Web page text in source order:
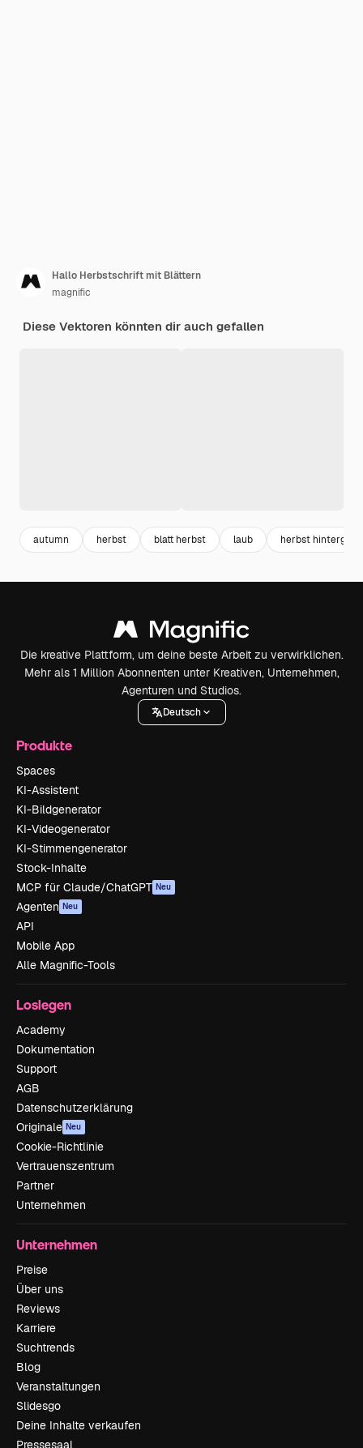
Hallo Herbstschrift mit Blättern
magnific
Diese Vektoren könnten dir auch gefallen
autumn herbst blatt herbst laub herbst
Die kreative Plattform, um deine beste Arbeit zu verwirklichen.
Mehr als 1 Million Abonnenten unter Kreativen, Unternehmen,
Agenturen und Studios.
Deutsch
Produkte
Spaces
KI-Assistent
KI-Bildgenerator
KI-Videogenerator
KI-Stimmengenerator
Stock-Inhalte
MCP für Claude/ChatGPT Neu
Agenten Neu
API
Mobile App
Alle Magnific-Tools
Loslegen
Academy
Dokumentation
Support
AGB
Datenschutzerklärung
Originale Neu
Cookie-Richtlinie
Vertrauenszentrum
Partner
Unternehmen
Unternehmen
Preise
Über uns
Reviews
Karriere
Suchtrends
Blog
Veranstaltungen
Slidesgo
Deine Inhalte verkaufen
Pressesaal